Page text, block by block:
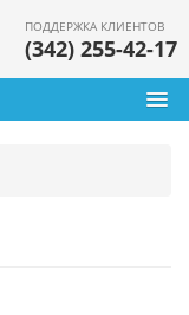
ПОДДЕРЖКА КЛИЕНТОВ
(342) 255-42-17